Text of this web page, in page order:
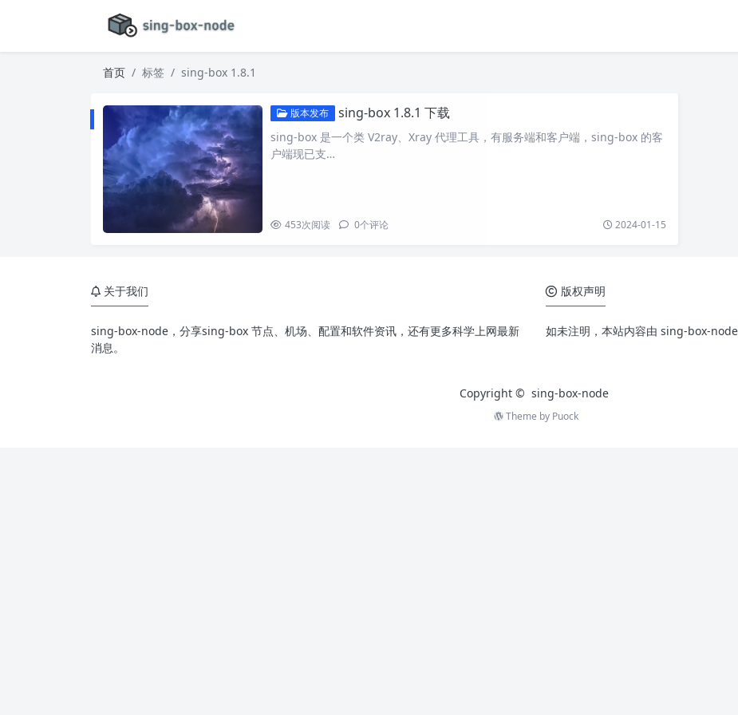
首页 标签 sing-box 1.8.1
版本发布 sing-box 1.8.1 下载
sing-box 是一个类 V2ray、Xray 代理工具，有服务端和客户端，sing-box 的客
户端现已支…
453次阅读 0个评论 2024-01-15
关于我们
sing-box-node，分享sing-box 节点、机场、配置和软件资讯，还有更多科学上网最新
消息。
版权声明
如未注明，本站内容由 sing-box-node
Copyright © sing-box-node
Theme by Puock